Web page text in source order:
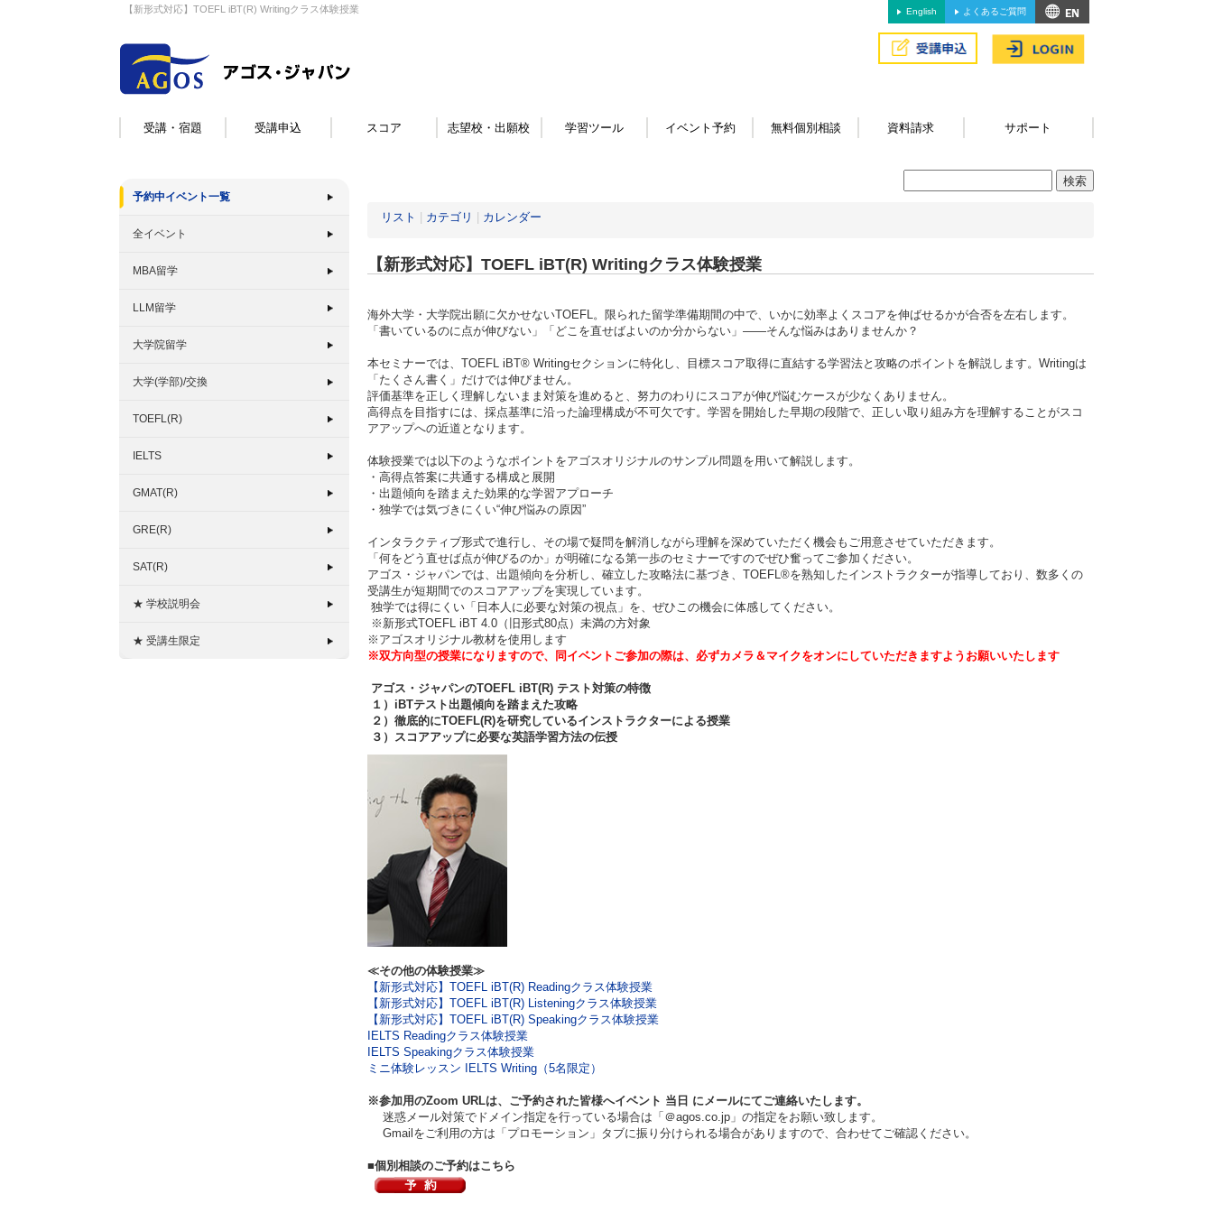
【新形式対応】TOEFL iBT(R) Writingクラス体験授業 English よくあるご質問
受講・宿題 受講申込 スコア 志望校・出願校 学習ツール イベント予約 無料個別相談 資料請求 サポート
予約中イベント一覧
全イベント
MBA留学
LLM留学
大学院留学
大学(学部)/交換
TOEFL(R)
IELTS
GMAT(R)
GRE(R)
SAT(R)
★ 学校説明会
★ 受講生限定
リスト カテゴリ カレンダー
【新形式対応】TOEFL iBT(R) Writingクラス体験授業
海外大学・大学院出願に欠かせないTOEFL。限られた留学準備期間の中で、いかに効率よくスコアを伸ばせるかが合否を左右します。
「書いているのに点が伸びない」「どこを直せばよいのか分からない」――そんな悩みはありませんか？
本セミナーでは、TOEFL iBT® Writingセクションに特化し、目標スコア取得に直結する学習法と攻略のポイントを解説します。Writingは
「たくさん書く」だけでは伸びません。
評価基準を正しく理解しないまま対策を進めると、努力のわりにスコアが伸び悩むケースが少なくありません。
高得点を目指すには、採点基準に沿った論理構成が不可欠です。学習を開始した早期の段階で、正しい取り組み方を理解することがスコ
アアップへの近道となります。
体験授業では以下のようなポイントをアゴスオリジナルのサンプル問題を用いて解説します。
・高得点答案に共通する構成と展開
・出題傾向を踏まえた効果的な学習アプローチ
・独学では気づきにくい“伸び悩みの原因”
インタラクティブ形式で進行し、その場で疑問を解消しながら理解を深めていただく機会もご用意させていただきます。
「何をどう直せば点が伸びるのか」が明確になる第一歩のセミナーですのでぜひ奮ってご参加ください。
アゴス・ジャパンでは、出題傾向を分析し、確立した攻略法に基づき、TOEFL®を熟知したインストラクターが指導しており、数多くの
受講生が短期間でのスコアアップを実現しています。
独学では得にくい「日本人に必要な対策の視点」を、ぜひこの機会に体感してください。
※新形式TOEFL iBT 4.0（旧形式80点）未満の方対象
※アゴスオリジナル教材を使用します
※双方向型の授業になりますので、同イベントご参加の際は、必ずカメラ＆マイクをオンにしていただきますようお願いいたします
アゴス・ジャパンのTOEFL iBT(R) テスト対策の特徴
１）iBTテスト出題傾向を踏まえた攻略
２）徹底的にTOEFL(R)を研究しているインストラクターによる授業
３）スコアアップに必要な英語学習方法の伝授
≪その他の体験授業≫
【新形式対応】TOEFL iBT(R) Readingクラス体験授業
【新形式対応】TOEFL iBT(R) Listeningクラス体験授業
【新形式対応】TOEFL iBT(R) Speakingクラス体験授業
IELTS Readingクラス体験授業
IELTS Speakingクラス体験授業
ミニ体験レッスン IELTS Writing（5名限定）
※参加用のZoom URLは、ご予約された皆様へイベント 当日 にメールにてご連絡いたします。
迷惑メール対策でドメイン指定を行っている場合は「＠agos.co.jp」の指定をお願い致します。
Gmailをご利用の方は「プロモーション」タブに振り分けられる場合がありますので、合わせてご確認ください。
■個別相談のご予約はこちら